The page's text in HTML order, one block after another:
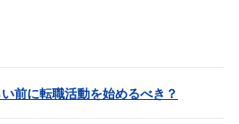
前に転職活動を始めるべき？